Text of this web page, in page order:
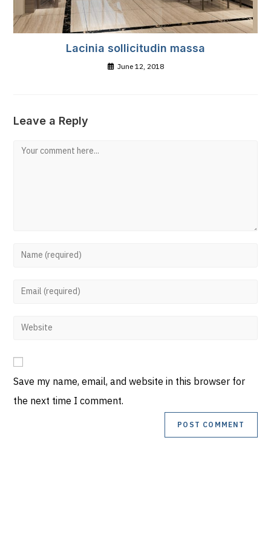
Lacinia sollicitudin massa
June 12, 2018
Leave a Reply
Save my name, email, and website in this browser for
the next time I comment.